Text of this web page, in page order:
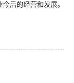
后的经营和发展。